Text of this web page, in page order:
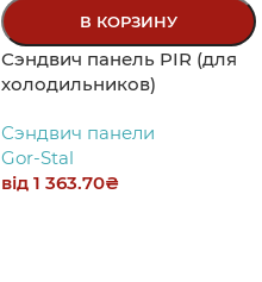
В КОРЗИНУ
Сэндвич панель PIR (для
холодильников)
Сэндвич панели
Gor-Stal
від 1 363.70₴